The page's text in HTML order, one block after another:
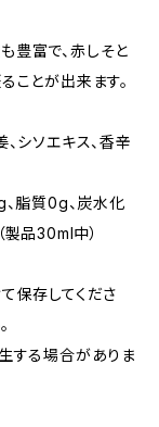
豊富で、赤しそと
ことが出来ます。
シソエキス、香辛
脂質0g、炭水化
品30ml中）
保存してくださ
する場合がありま